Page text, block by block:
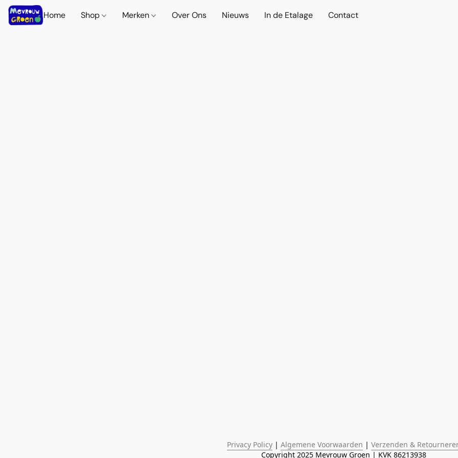
Home Shop Merken Over Ons Nieuws In de Etalage Contact
Privacy Policy | Algemene Voorwaarden | Verzenden &
Copyright 2025 Mevrouw Groen | KVK 86213938